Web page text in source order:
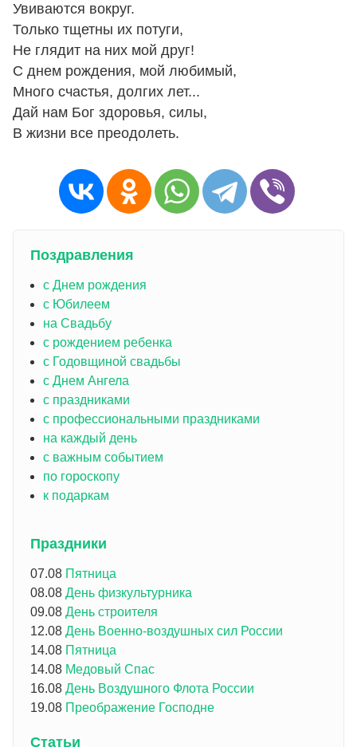
Увиваются вокруг.
Только тщетны их потуги,
Не глядит на них мой друг!
С днем рождения, мой любимый,
Много счастья, долгих лет...
Дай нам Бог здоровья, силы,
В жизни все преодолеть.
Поздравления
с Днем рождения
с Юбилеем
на Свадьбу
с рождением ребенка
с Годовщиной свадьбы
с Днем Ангела
с праздниками
с профессиональными праздниками
на каждый день
с важным событием
по гороскопу
к подаркам
Праздники
07.08 Пятница
08.08 День физкультурника
09.08 День строителя
12.08 День Военно-воздушных сил России
14.08 Пятница
14.08 Медовый Спас
16.08 День Воздушного Флота России
19.08 Преображение Господне
Статьи